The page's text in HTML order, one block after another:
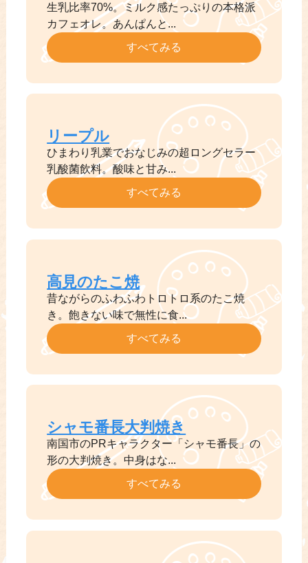
生乳比率70%。ミルク感たっぷりの本格派
カフェオレ。あんぱんと...
すべてみる
リープル
ひまわり乳業でおなじみの超ロングセラー
乳酸菌飲料。酸味と甘み...
すべてみる
高見のたこ焼
昔ながらのふわふわトロトロ系のたこ焼
き。飽きない味で無性に食...
すべてみる
シャモ番長大判焼き
南国市のPRキャラクター「シャモ番長」の
形の大判焼き。中身はな...
すべてみる